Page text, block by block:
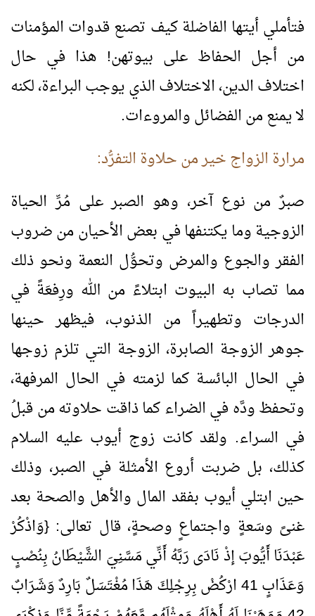
فتأملي أيتها الفاضلة كيف تصنع قدوات المؤمنات
من أجل الحفاظ على بيوتهن! هذا في حال
اختلاف الدين، الاختلاف الذي يوجب البراءة، لكنه
لا يمنع من الفضائل والمروءات.
مرارة الزواج خير من حلاوة التفرُّد:
صبرٌ من نوع آخر، وهو الصبر على مُرِّ الحياة
الزوجية وما يكتنفها في بعض الأحيان من ضروب
الفقر والجوع والمرض وتحوُّل النعمة ونحو ذلك
مما تصاب به البيوت ابتلاءً من الله ورِفعَةً في
الدرجات وتطهيراً من الذنوب، فيظهر حينها
جوهر الزوجة الصابرة، الزوجة التي تلزم زوجها
في الحال البائسة كما لزمته في الحال المرفهة،
وتحفظ ودَّه في الضراء كما ذاقت حلاوته من قبلُ
في السراء. ولقد كانت زوج أيوب عليه السلام
كذلك، بل ضربت أروع الأمثلة في الصبر، وذلك
حين ابتلي أيوب بفقد المال والأهل والصحة بعد
غنىً وسَعةٍ واجتماعٍ وصحةٍ، قال تعالى: {وَاذْكُرْ
عَبْدَنَا أَيُّوبَ إذْ نَادَى رَبَّهُ أَنِّي مَسَّنِيَ الشَّيْطَانُ بِنُصْبٍ
وَعَذَابٍ41ارْكُضْ بِرِجْلِكَ هَذَا مُغْتَسَلٌ بَارِدٌ وَشَرَابٌ